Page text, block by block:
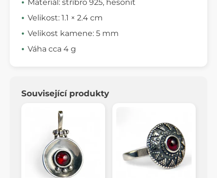
Materiál: stříbro 925, hesonit
Velikost: 1.1 × 2.4 cm
Velikost kamene: 5 mm
Váha cca 4 g
Související produkty